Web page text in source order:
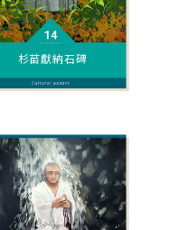
杉苗獻納石碑